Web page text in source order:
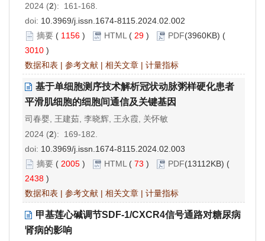
2024 (2): 161-168.
doi: 10.3969/j.issn.1674-8115.2024.02.002
摘要 ( 1156 ) HTML ( 29 ) PDF(3960KB) (
3010 )
数据和表 | 参考文献 | 相关文章 | 计量指标
基于单细胞测序技术解析冠状动脉粥样硬化患者
平滑肌细胞的细胞间通信及关键基因
司春婴, 王建茹, 李晓辉, 王永霞, 关怀敏
2024 (2): 169-182.
doi: 10.3969/j.issn.1674-8115.2024.02.003
摘要 ( 2005 ) HTML ( 73 ) PDF(13112KB) (
2438 )
数据和表 | 参考文献 | 相关文章 | 计量指标
甲基莲心碱调节SDF-1/CXCR4信号通路对糖尿病
肾病的影响